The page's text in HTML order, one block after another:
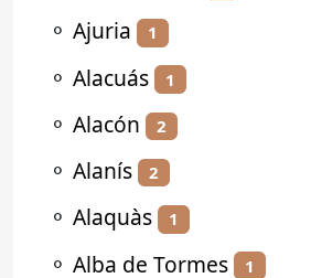
⚬ Ajuria 1
⚬ Alacuás 1
⚬ Alacón 2
⚬ Alanís 2
⚬ Alaquàs 1
⚬ Alba de Tormes 1